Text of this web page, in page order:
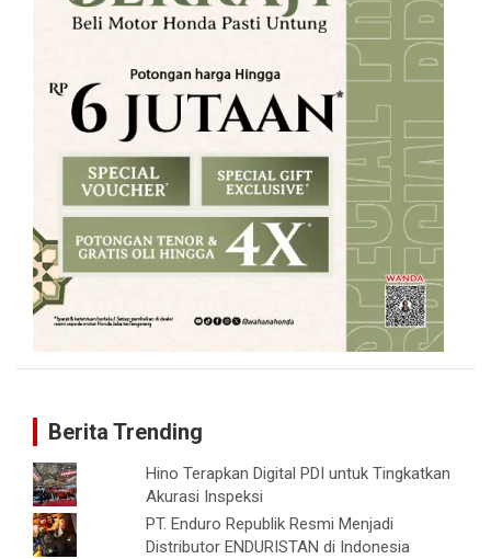
Berita Trending
Hino Terapkan Digital PDI untuk Tingkatkan
Akurasi Inspeksi
PT. Enduro Republik Resmi Menjadi
Distributor ENDURISTAN di Indonesia